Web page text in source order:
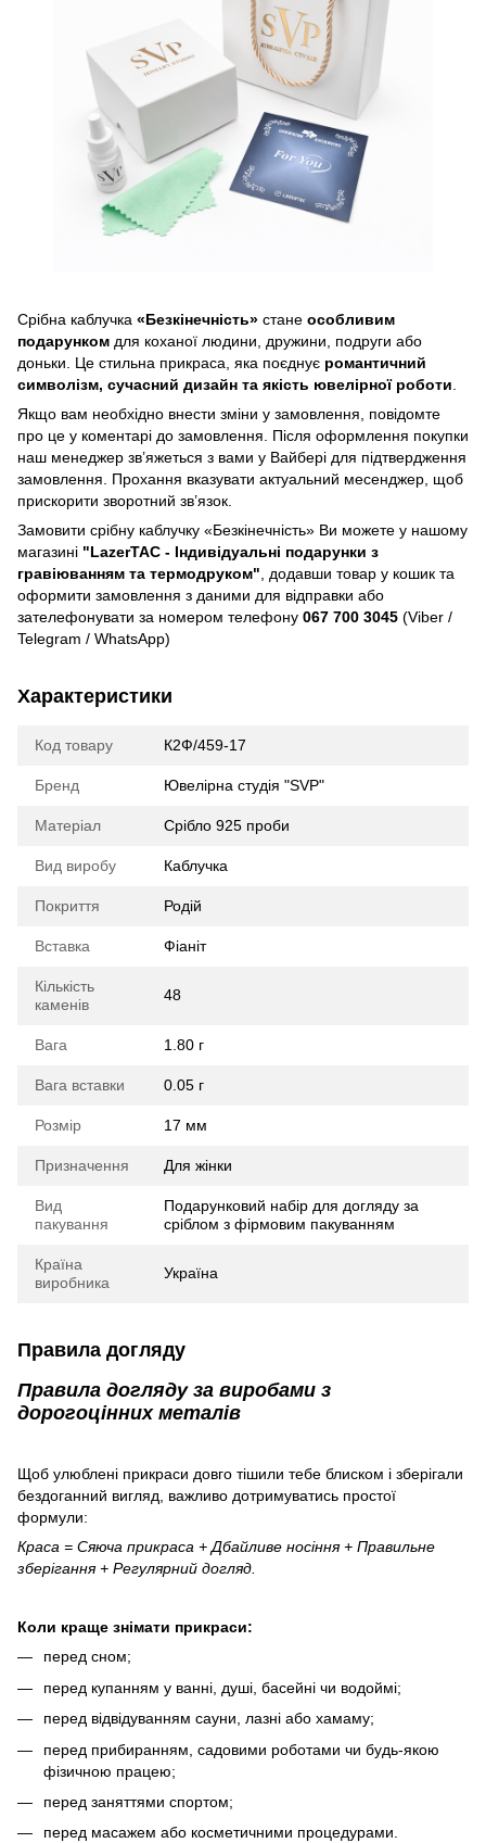
Срібна каблучка «Безкінечність» стане особливим
подарунком для коханої людини, дружини, подруги або
доньки. Це стильна прикраса, яка поєднує романтичний
символізм, сучасний дизайн та якість ювелірної роботи
Якщо вам необхідно внести зміни у замовлення, повідомте
про це у коментарі до замовлення. Після оформлення покупки
наш менеджер зв’яжеться з вами у Вайбері для підтвердження
замовлення. Прохання вказувати актуальний месенджер, щоб
прискорити зворотний зв’язок.
Замовити срібну каблучку «Безкінечність» Ви можете у нашому
магазині "LazerTAC - Індивідуальні подарунки з
гравіюванням та термодруком" , додавши товар у кошик та
оформити замовлення з даними для відправки або
зателефонувати за номером телефону 067 700 3045 (Viber /
Telegram / WhatsApp)
Характеристики
Код товару К2Ф/459-17
Бренд Ювелірна студія "SVP"
Матеріал Срібло 925 проби
Вид виробу Каблучка
Покриття Родій
Вставка Фіаніт
Кількість
каменів
48
Вага 1.80 г
Вага вставки 0.05 г
Розмір 17 мм
Призначення Для жінки
Вид
пакування
Подарунковий набір для догляду за
сріблом з фірмовим пакуванням
Країна
виробника
Україна
Правила догляду
Правила догляду за виробами з
дорогоцінних металів
Щоб улюблені прикраси довго тішили тебе блиском і зберігали
бездоганний вигляд, важливо дотримуватись простої
формули:
Краса = Сяюча прикраса + Дбайливе носіння + Правильне
зберігання + Регулярний догляд.
Коли краще знімати прикраси:
перед сном;
перед купанням у ванні, душі, басейні чи водоймі;
перед відвідуванням сауни, лазні або хамаму;
перед прибиранням, садовими роботами чи будь-якою
фізичною працею;
перед заняттями спортом;
перед масажем або косметичними процедурами.